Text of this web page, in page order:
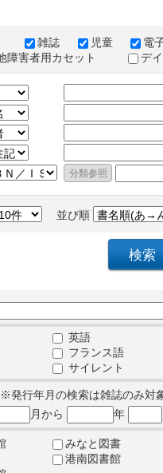
雑誌 児童
電
障害者用カセット
デ
並び順
英語
フランス語
サイレント
※発行年月の検索は雑誌のみ対
月から 年
みなと図書
港南図書館